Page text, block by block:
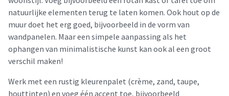
natuurlijke elementen terug te laten komen. Ook hout op de
muur doet het erg goed, bijvoorbeeld in de vorm van
wandpanelen. Maar een simpele aanpassing als het
ophangen van minimalistische kunst kan ook al een groot
verschil maken!
Werk met een rustig kleurenpalet (crème, zand, taupe,
houttinten) en voeg één accent toe, bijvoorbeeld